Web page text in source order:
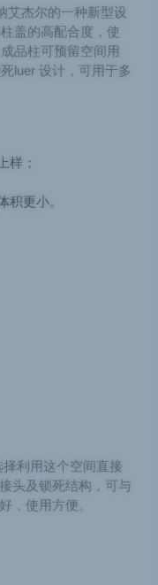
艾杰尔的一种新型设
盖的高配合度，使
品柱可预留空间用
luer 设计，可用于多
样；
积更小。
利用这个空间直接
头及锁死结构，可与
，使用方便。